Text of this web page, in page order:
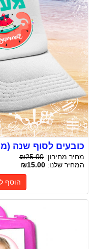
כובעים לסוף שנה
מחיר מחירון: ₪25.00
המחיר שלנו: ₪15.00
הוסף